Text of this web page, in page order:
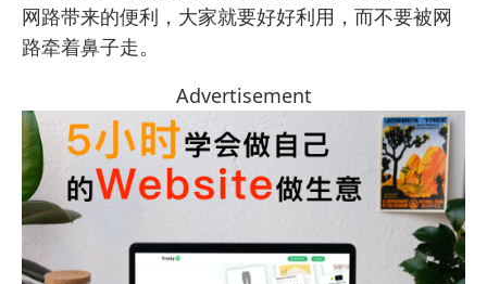
网路带来的便利，大家就要好好利用，而不要被网
路牵着鼻子走。
Advertisement